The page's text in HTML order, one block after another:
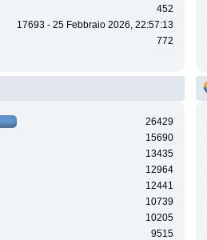
452
17693 - 25 Febbraio 2026, 22:57:13
772
26429
15690
13435
12964
12441
10739
10205
9515